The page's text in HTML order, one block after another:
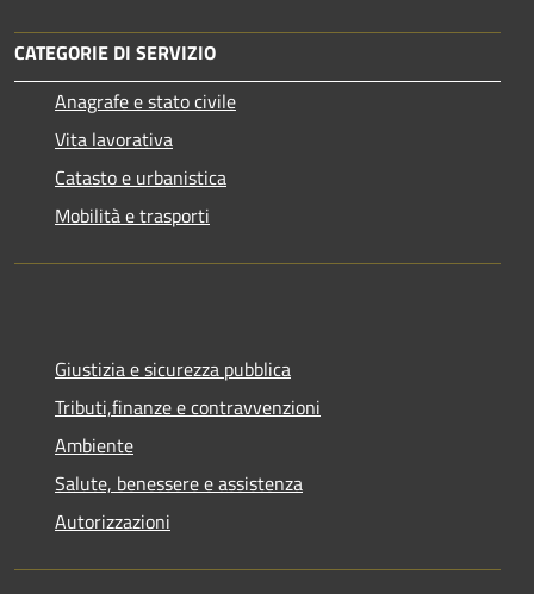
CATEGORIE DI SERVIZIO
Anagrafe e stato civile
Vita lavorativa
Catasto e urbanistica
Mobilità e trasporti
Giustizia e sicurezza pubblica
Tributi,finanze e contravvenzioni
Ambiente
Salute, benessere e assistenza
Autorizzazioni